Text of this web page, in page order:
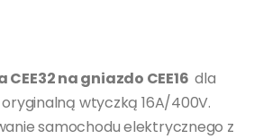
na gniazdo CEE16 dla
oryginalną wtyczką 16A/400V.
samochodu elektrycznego z